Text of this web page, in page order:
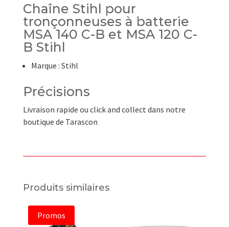
batterie
MSA
140
C-
.
120
C-
B
Chaîne Stihl pour
tronçonneuses à batterie
MSA 140 C-B et MSA 120 C-
B Stihl
Marque : Stihl
Précisions
Livraison rapide ou click and collect dans notre
boutique de Tarascon
Produits similaires
Promos